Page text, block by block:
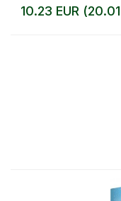
10.23 EUR